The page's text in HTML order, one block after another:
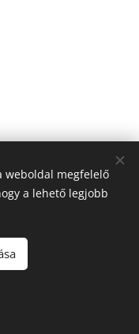
fenntartva
weboldal megfelelő
a lehető legjobb